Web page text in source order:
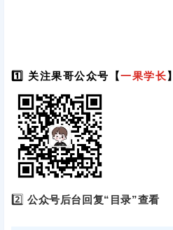
1️⃣ 关注果哥公众号【一果学长】
2️⃣公众号后台回复“目录”查看